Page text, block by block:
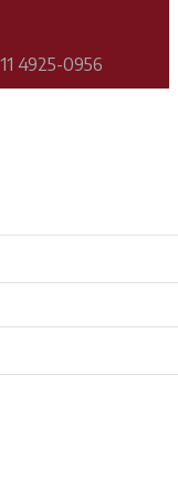
4925-0956